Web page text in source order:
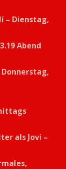
– Dienstag,
Abend
als Jovi –